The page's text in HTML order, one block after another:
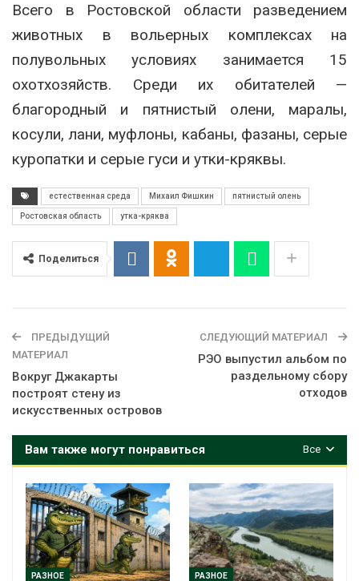
Всего в Ростовской области разведением
животных в вольерных комплексах на
полувольных условиях занимается 15
охотхозяйств. Среди их обитателей —
благородный и пятнистый олени, маралы,
косули, лани, муфлоны, кабаны, фазаны, серые
куропатки и серые гуси и утки-кряквы.
естественная среда Михаил Фишкин пятнистый олень
Ростовская область утка-кряква
Поделиться
ПРЕДЫДУЩИЙ
МАТЕРИАЛ
Вокруг Джакарты
построят стену из
искусственных островов
СЛЕДУЮЩИЙ МАТЕРИАЛ
РЭО выпустил альбом по
раздельному сбору
отходов
Все
Вам также могут понравиться
РАЗНОЕ РАЗНОЕ